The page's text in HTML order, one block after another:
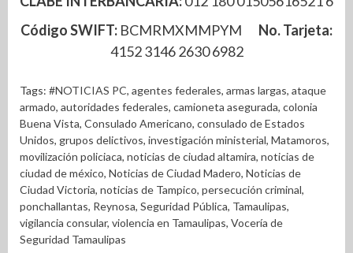
Código SWIFT: BCMRMXMMPYM No. Tarjeta:
4152 3146 2630 6982
Tags: #NOTICIAS PC, agentes federales, armas largas, ataque
armado, autoridades federales, camioneta asegurada, colonia
Buena Vista, Consulado Americano, consulado de Estados
Unidos, grupos delictivos, investigación ministerial, Matamoros,
movilización policiaca, noticias de ciudad altamira, noticias de
ciudad de méxico, Noticias de Ciudad Madero, Noticias de
Ciudad Victoria, noticias de Tampico, persecución criminal,
ponchallantas, Reynosa, Seguridad Pública, Tamaulipas,
vigilancia consular, violencia en Tamaulipas, Vocería de
Seguridad Tamaulipas